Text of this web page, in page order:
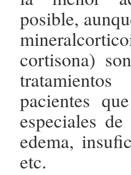
posible,
cortisona)
pacientes
especiales
edema,
etc.